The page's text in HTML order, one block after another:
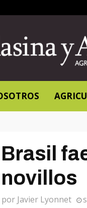
Brasil
novillos
por Javier Lyonnet